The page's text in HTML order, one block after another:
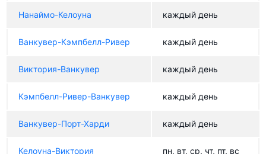
Нанаймо-Келоуна каждый день
Ванкувер-Кэмпбелл-Ривер каждый день
Виктория-Ванкувер каждый день
Кэмпбелл-Ривер-Ванкувер каждый день
Ванкувер-Порт-Харди каждый день
Келоуна-Виктория пн, вт, ср, чт, пт, вс